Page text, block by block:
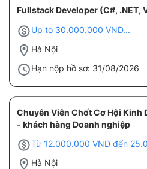
Fullstack Developer (C#, .NET,
Up to 30.000.000 VND...
Hà Nội
Hạn nộp hồ sơ: 31/08/2026
Chuyên Viên Chốt Cơ Hội Kinh
- khách hàng Doanh nghiệp
Từ 12.000.000 VND đến
Hà Nội